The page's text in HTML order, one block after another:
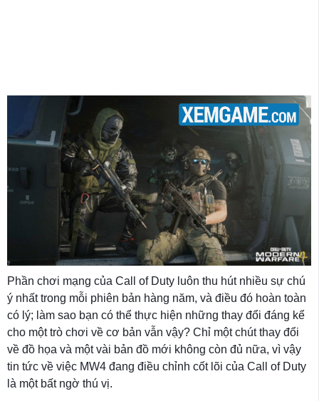
Phần chơi mạng của Call of Duty luôn thu hút nhiều sự chú
ý nhất trong mỗi phiên bản hàng năm, và điều đó hoàn toàn
có lý; làm sao bạn có thể thực hiện những thay đổi đáng kể
cho một trò chơi về cơ bản vẫn vậy? Chỉ một chút thay đổi
về đồ họa và một vài bản đồ mới không còn đủ nữa, vì vậy
tin tức về việc MW4 đang điều chỉnh cốt lõi của Call of Duty
là một bất ngờ thú vị.